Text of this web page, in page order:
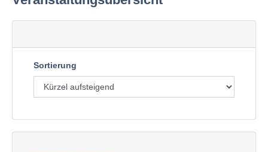
Sortierung